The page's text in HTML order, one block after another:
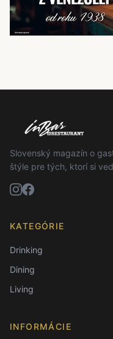
Slovenský magazín o
štýle pre tých, ktorí si
KATEGÓRIE
Drinking
Dining
Living
INFORMÁCIE